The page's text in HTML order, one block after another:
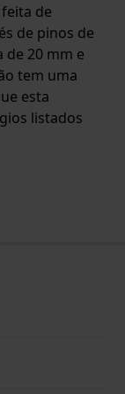
de
de pinos de
de 20 mm e
tem uma
esta
listados